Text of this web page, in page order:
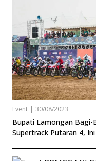
Event 30/08/2023
Bupati Lamongan Bagi-
Supertrack Putaran 4,